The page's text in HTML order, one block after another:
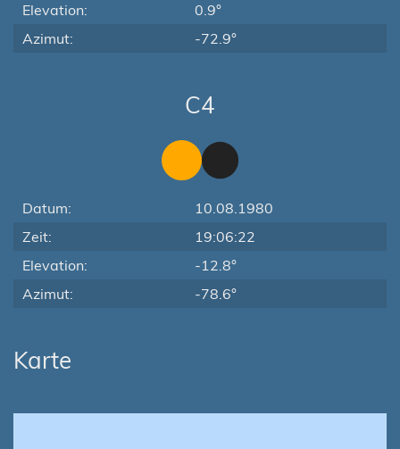
Elevation:
0.9°
Azimut:
-72.9°
C4
Datum:
10.08.1980
Zeit:
19:06:22
Elevation:
-12.8°
Azimut:
-78.6°
Karte